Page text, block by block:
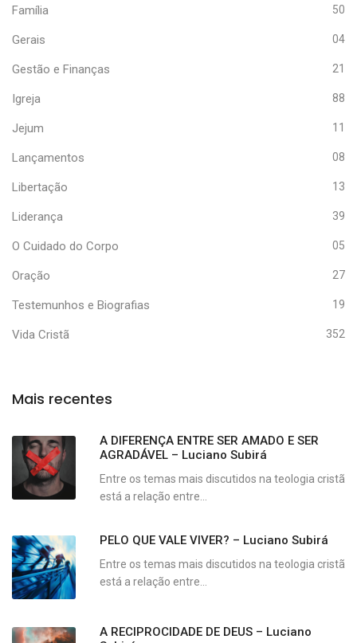
Família 50
Gerais 04
Gestão e Finanças 21
Igreja 88
Jejum 11
Lançamentos 08
Libertação 13
Liderança 39
O Cuidado do Corpo 05
Oração 27
Testemunhos e Biografias 19
Vida Cristã 352
Mais recentes
A DIFERENÇA ENTRE SER AMADO E SER
AGRADÁVEL – Luciano Subirá
Entre os temas mais discutidos na teologia cristã
está a relação entre...
PELO QUE VALE VIVER? – Luciano Subirá
Entre os temas mais discutidos na teologia cristã
está a relação entre...
A RECIPROCIDADE DE DEUS – Luciano